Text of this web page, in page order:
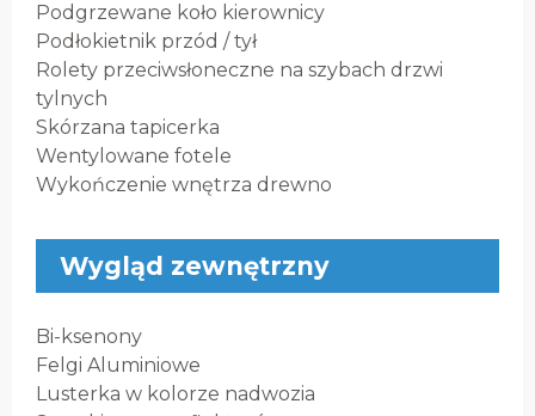
Podgrzewane koło kierownicy
Podłokietnik przód / tył
Rolety przeciwsłoneczne na szybach drzwi
tylnych
Skórzana tapicerka
Wentylowane fotele
Wykończenie wnętrza drewno
Wygląd zewnętrzny
Bi-ksenony
Felgi Aluminiowe
Lusterka w kolorze nadwozia